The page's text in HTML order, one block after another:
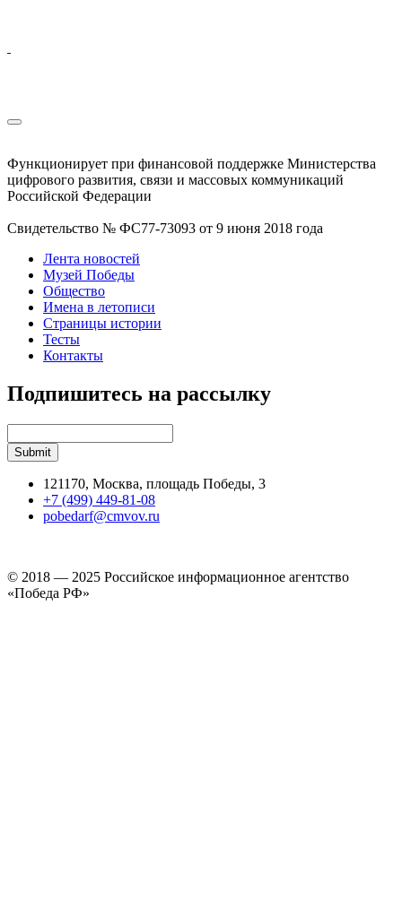
Функционирует при финансовой поддержке Министерства
цифрового развития, связи и массовых коммуникаций
Российской Федерации
Свидетельство № ФС77-73093 от 9 июня 2018 года
Лента новостей
Музей Победы
Общество
Имена в летописи
Страницы истории
Тесты
Контакты
Подпишитесь на рассылку
121170, Москва, площадь Победы, 3
+7 (499) 449-81-08
pobedarf@cmvov.ru
© 2018 — 2025 Российское информационное агентство
«Победа РФ»